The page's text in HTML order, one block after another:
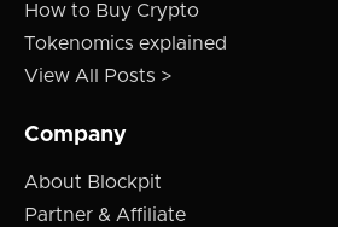
How to Buy Crypto
Tokenomics explained
View All Posts >
Company
About Blockpit
Partner & Affiliate